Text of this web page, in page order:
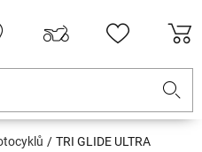
TRI GLIDE ULTRA